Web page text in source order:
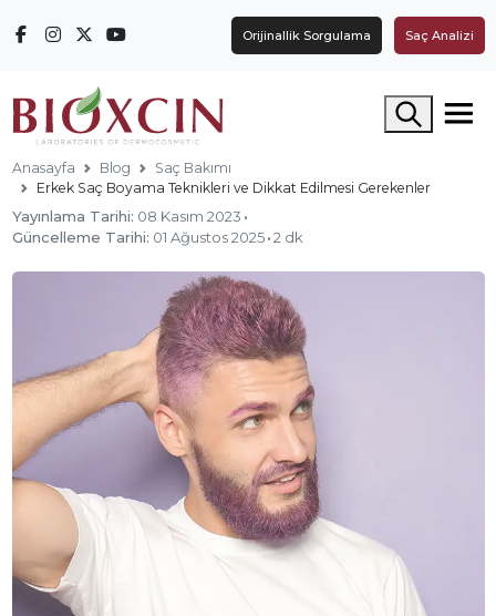
Orijinallik Sorgulama Saç Analizi
Arama yap
Anasayfa Blog
Saç Bakımı
Erkek Saç Boyama Teknikleri ve Dikkat Edilmesi Gerekenler
Yayınlama Tarihi: 08 Kasım 2023 ·
Güncelleme Tarihi: 01 Ağustos 2025 ·2 dk